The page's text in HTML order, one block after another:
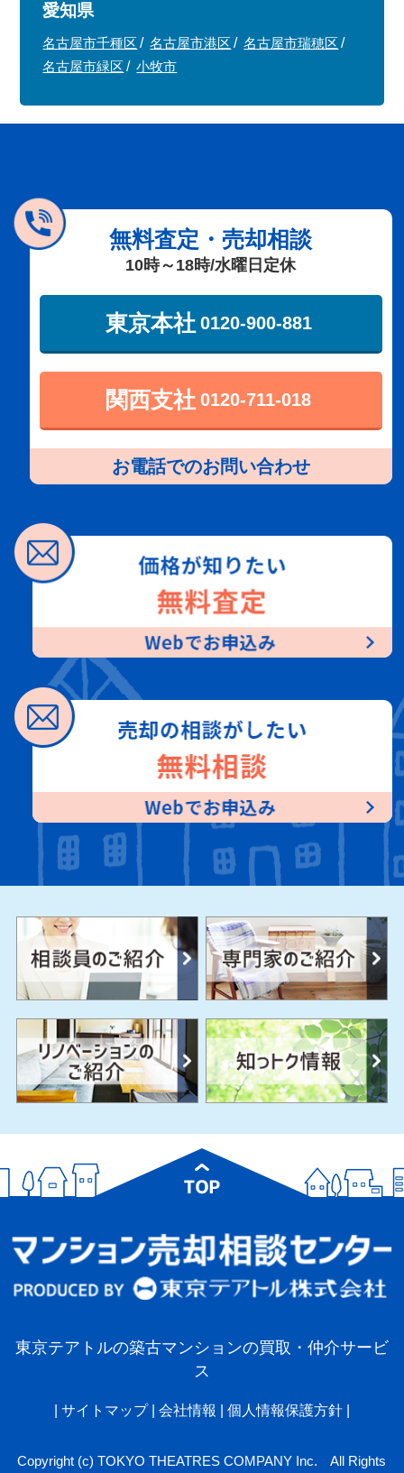
愛知県
名古屋市千種区 名古屋市港区
名古屋市瑞穂区
名古屋市緑区
小牧市
無料査定・売却相談
10時～18時/水曜日定休
東京本社 0120-900-881
関西支社 0120-711-018
お電話でのお問い合わせ
東京テアトルの築古マンションの買取・仲介サービ
ス
サイトマップ 会社情報 個人情報保護方針|
Copyright (c) TOKYO THEATRES COMPANY Inc. All Rights